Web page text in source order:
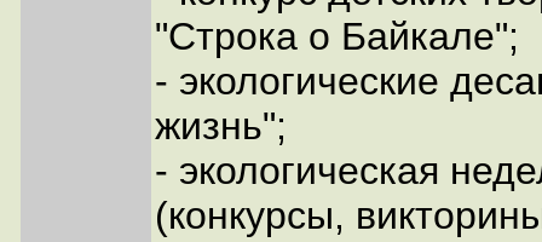
"Строка о Байкале";
- экологические
жизнь";
- экологическая
(конкурсы,